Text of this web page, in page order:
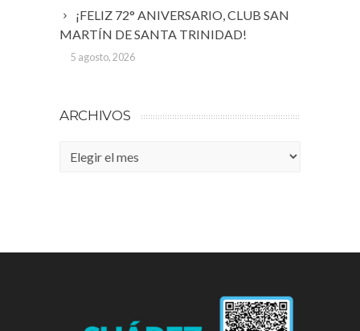
¡FELIZ 72° ANIVERSARIO, CLUB SAN
MARTÍN DE SANTA TRINIDAD!
5 agosto, 2026
ARCHIVOS
Archivos